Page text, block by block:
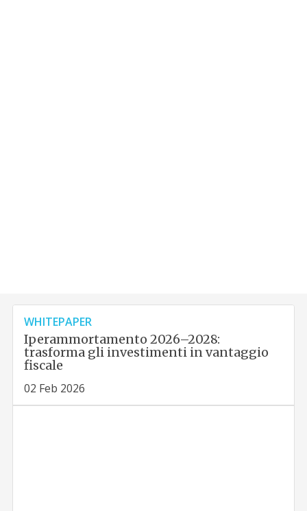
WHITEPAPER
Iperammortamento 2026–2028:
trasforma gli investimenti in vantaggio
fiscale
02 Feb 2026